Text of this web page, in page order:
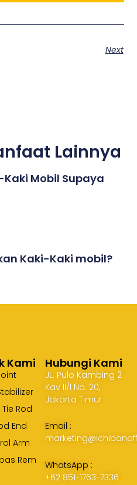
Next
Lainnya
Mobil Supaya
Kaki-Kaki mobil?
Kami
Rod
End
Arm
Rem
Hubungi Kami
JL. Pulo Kambing 2
Kav II/I No. 20,
Jakarta Timur
Email :
WhatsApp :
+62 851-1763-7336